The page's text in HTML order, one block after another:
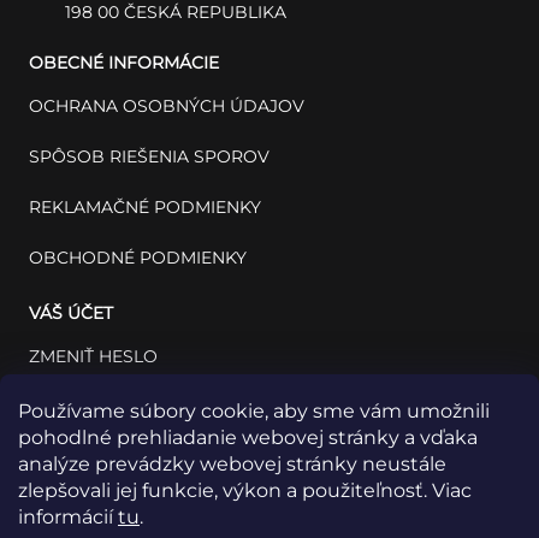
Používame súbory cookie, aby sme vám umožnili
pohodlné prehliadanie webovej stránky a vďaka
analýze prevádzky webovej stránky neustále
zlepšovali jej funkcie, výkon a použiteľnosť. Viac
informáciítu.
198 00 ČESKÁ REPUBLIKA
OBECNÉ INFORMÁCIE
OCHRANA OSOBNÝCH ÚDAJOV
SPÔSOB RIEŠENIA SPOROV
REKLAMAČNÉ PODMIENKY
OBCHODNÉ PODMIENKY
VÁŠ ÚČET
ZMENIŤ HESLO
VÁŠ PROFIL
VAŠE OBJEDNÁVKY